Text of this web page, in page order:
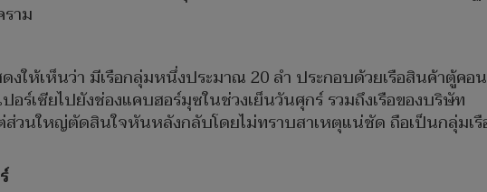
าม
งให้เห็นว่า มีเรือกลุ่มหนึ่งประมาณ 20 ลำ ประกอบด้วยเรือสินค้าตู้คอ
ร์เซียไปยังช่องแคบฮอร์มุซในช่วงเย็นวันศุกร์ รวมถึงเรือของบริษัท
ต่ส่วนใหญ่ตัดสินใจหันหลังกลับโดยไม่ทราบสาเหตุแน่ชัด ถือเป็นกลุ่